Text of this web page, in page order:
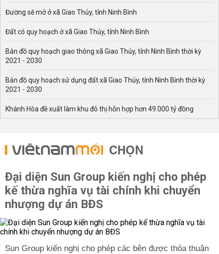
Đường sẽ mở ở xã Giao Thủy, tỉnh Ninh Bình
Đất có quy hoạch ở xã Giao Thủy, tỉnh Ninh Bình
Bản đồ quy hoạch giao thông xã Giao Thủy, tỉnh Ninh Bình thời kỳ
2021 - 2030
Bản đồ quy hoạch sử dụng đất xã Giao Thủy, tỉnh Ninh Bình thời kỳ
2021 - 2030
Khánh Hòa đề xuất làm khu đô thị hỗn hợp hơn 49.000 tỷ đồng
CHỌN
Đại diện Sun Group kiến nghị cho phép
kế thừa nghĩa vụ tài chính khi chuyển
nhượng dự án BĐS
Sun Group kiến nghị cho phép các bên được thỏa thuận